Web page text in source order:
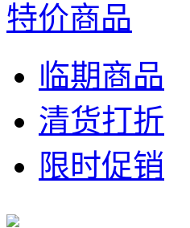
特价商品
临期商品
清货打折
限时促销